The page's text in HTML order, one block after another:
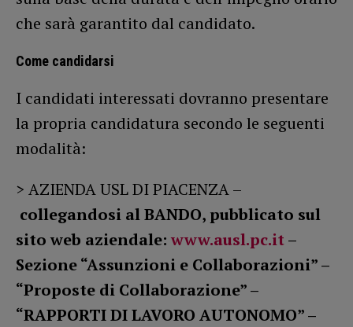
che sarà garantito dal candidato.
Come candidarsi
I candidati interessati dovranno presentare
la propria candidatura secondo le seguenti
modalità:
> AZIENDA USL DI PIACENZA –
collegandosi al BANDO, pubblicato sul
sito web aziendale: www.ausl.pc.it–
Sezione “Assunzioni e Collaborazioni” –
“Proposte di Collaborazione” –
“RAPPORTI DI LAVORO AUTONOMO” –